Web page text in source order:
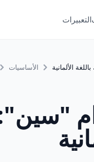
التعبيرات
الأساسيات